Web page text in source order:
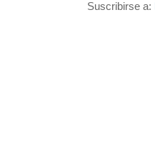
Suscribirse a: